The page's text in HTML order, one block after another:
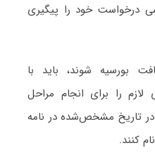
درخواست خود را پیگیری
بورسیه شوند، باید با
را برای انجام مراحل
تاریخ مشخص‌شده در نامه
کنند.